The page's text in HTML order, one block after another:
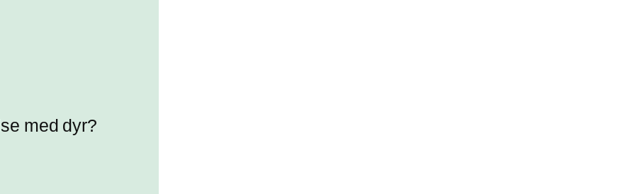
med dyr?